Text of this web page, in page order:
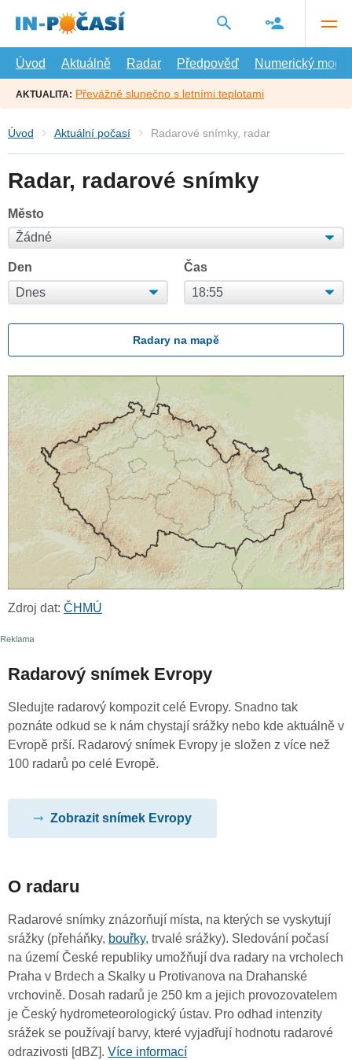
hlavní
Úvod
Aktuálně Radar Předpověď Numerický model
AKTUALITA: Převážně slunečno s letními teplotami
Úvod Aktuální počasí Radarové snímky, radar
Radar, radarové snímky
Město
Den Čas
Radary na mapě
Zdroj dat: ČHMÚ
Radarový snímek Evropy
Sledujte radarový kompozit celé Evropy. Snadno tak
poznáte odkud se k nám chystají srážky nebo kde aktuálně v
Evropě prší. Radarový snímek Evropy je složen z více než
100 radarů po celé Evropě.
Zobrazit snímek Evropy
O radaru
Radarové snímky znázorňují místa, na kterých se vyskytují
srážky (přeháňky, bouřky, trvalé srážky). Sledování počasí
na území České republiky umožňují dva radary na vrcholech
Praha v Brdech a Skalky u Protivanova na Drahanské
vrchovině. Dosah radarů je 250 km a jejich provozovatelem
je Český hydrometeorologický ústav. Pro odhad intenzity
srážek se používají barvy, které vyjadřují hodnotu radarové
odrazivosti [dBZ]. Více informací